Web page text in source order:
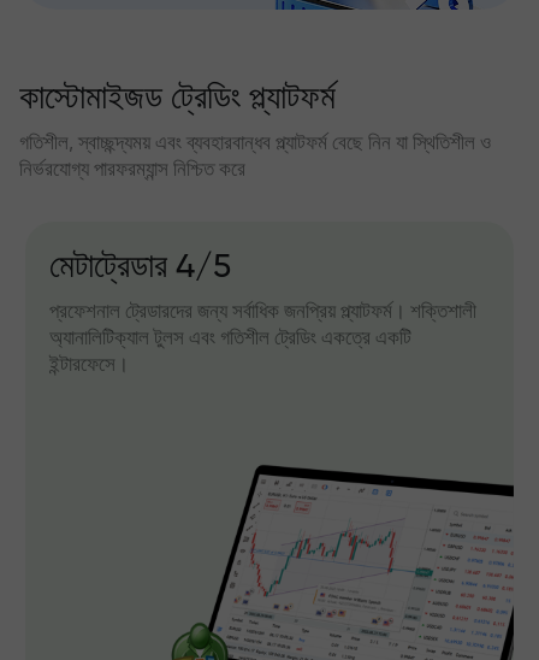
কাস্টোমাইজড ট্রেডিং প্ল্যাটফর্ম
গতিশীল, স্বাচ্ছন্দ্যময় এবং ব্যবহারবান্ধব প্ল্যাটফর্ম বেছে নিন যা স্থিতিশীল ও
নির্ভরযোগ্য পারফরম্যান্স নিশ্চিত করে
মেটাট্রেডার 4/5
প্রফেশনাল ট্রেডারদের জন্য সর্বাধিক জনপ্রিয় প্ল্যাটফর্ম। শক্তিশালী
অ্যানালিটিক্যাল টুলস এবং গতিশীল ট্রেডিং একত্রে একটি
ইন্টারফেসে।